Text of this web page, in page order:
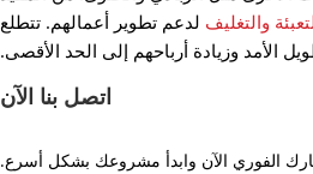
والتغليف لدعم تطوير أعمالهم. تتطلع
اتصل بنا الآن
الفوري الآن وابدأ مشروعك بشكل أسرع.